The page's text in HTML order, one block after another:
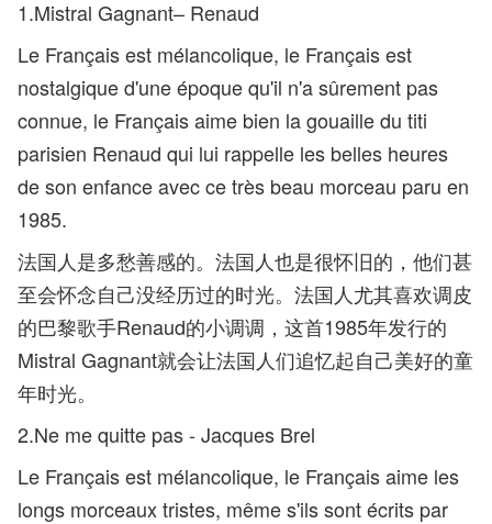
1.Mistral Gagnant– Renaud
Le Français est mélancolique, le Français est
nostalgique d'une époque qu'il n'a sûrement pas
connue, le Français aime bien la gouaille du titi
parisien Renaud qui lui rappelle les belles heures
de son enfance avec ce très beau morceau paru en
1985.
法国人是多愁善感的。法国人也是很怀旧的，他们甚
至会怀念自己没经历过的时光。法国人尤其喜欢调皮
的巴黎歌手Renaud的小调调，这首1985年发行的
Mistral Gagnant就会让法国人们追忆起自己美好的童
年时光。
2.Ne me quitte pas - Jacques Brel
Le Français est mélancolique, le Français aime les
longs morceaux tristes, même s'ils sont écrits par